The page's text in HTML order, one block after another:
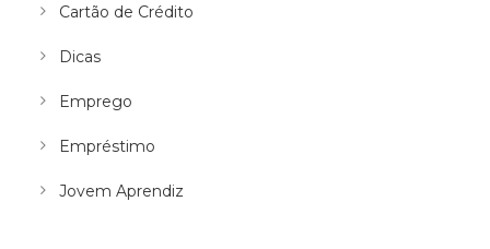
Cartão de Crédito
Dicas
Emprego
Empréstimo
Jovem Aprendiz